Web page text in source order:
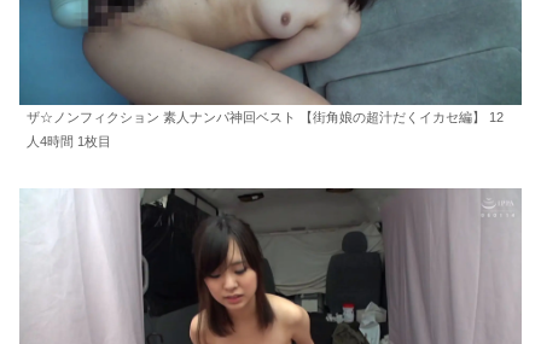
ザ☆ノンフィクション 素人ナンパ神回ベスト 【街角娘の超汁だくイカセ編】 12
人4時間 1枚目